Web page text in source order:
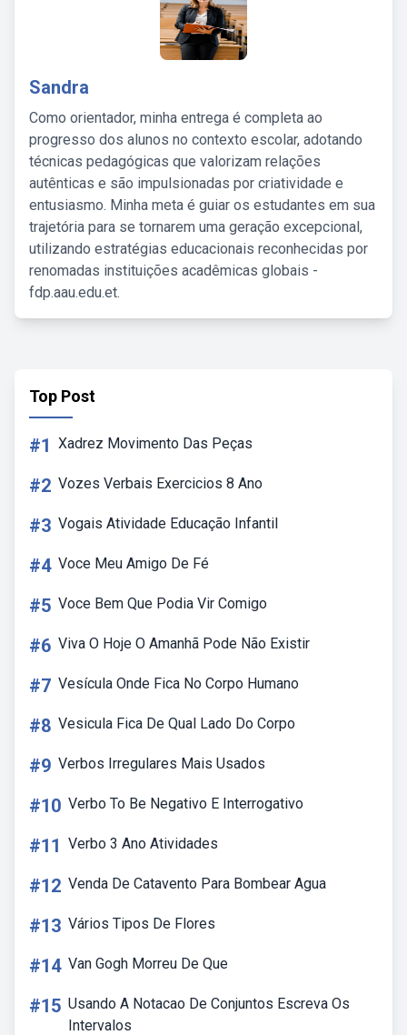
Sandra
Como orientador, minha entrega é completa ao
progresso dos alunos no contexto escolar, adotando
técnicas pedagógicas que valorizam relações
autênticas e são impulsionadas por criatividade e
entusiasmo. Minha meta é guiar os estudantes em sua
trajetória para se tornarem uma geração excepcional,
utilizando estratégias educacionais reconhecidas por
renomadas instituições acadêmicas globais -
fdp.aau.edu.et.
Top Post
#1 Xadrez Movimento Das Peças
#2 Vozes Verbais Exercicios 8 Ano
#3 Vogais Atividade Educação Infantil
#4 Voce Meu Amigo De Fé
#5 Voce Bem Que Podia Vir Comigo
#6 Viva O Hoje O Amanhã Pode Não Existir
#7 Vesícula Onde Fica No Corpo Humano
#8 Vesicula Fica De Qual Lado Do Corpo
#9 Verbos Irregulares Mais Usados
#10 Verbo To Be Negativo E Interrogativo
#11 Verbo 3 Ano Atividades
#12 Venda De Catavento Para Bombear Agua
#13 Vários Tipos De Flores
#14 Van Gogh Morreu De Que
#15 Usando A Notacao De Conjuntos Escreva Os
Intervalos